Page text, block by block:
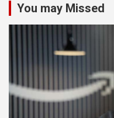
You may Missed